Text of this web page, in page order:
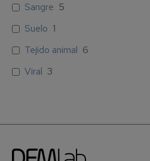
Sangre 5
Suelo 1
Tejido animal 6
Viral 3